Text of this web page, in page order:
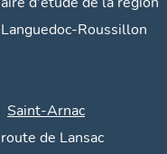
Languedoc-Roussillon
Saint-Arnac
route de Lansac